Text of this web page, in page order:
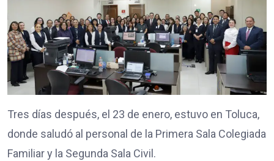
Tres días después, el 23 de enero, estuvo en Toluca,
donde saludó al personal de la Primera Sala Colegiada
Familiar y la Segunda Sala Civil.